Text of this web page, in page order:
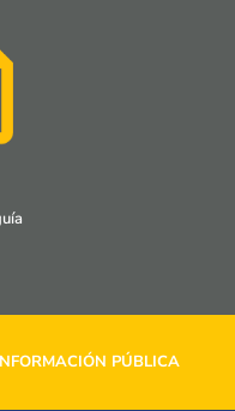
PÚBLICA